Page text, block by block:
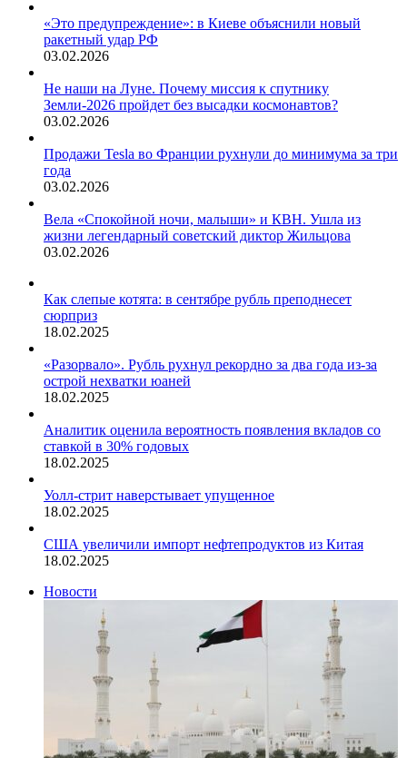
«Это предупреждение»: в Киеве объяснили новый
ракетный удар РФ
03.02.2026
Не наши на Луне. Почему миссия к спутнику
Земли-2026 пройдет без высадки космонавтов?
03.02.2026
Продажи Tesla во Франции рухнули до минимума за три
года
03.02.2026
Вела «Спокойной ночи, малыши» и КВН. Ушла из
жизни легендарный советский диктор Жильцова
03.02.2026
Как слепые котята: в сентябре рубль преподнесет
сюрприз
18.02.2025
«Разорвало». Рубль рухнул рекордно за два года из-за
острой нехватки юаней
18.02.2025
Аналитик оценила вероятность появления вкладов со
ставкой в 30% годовых
18.02.2025
Уолл-стрит наверстывает упущенное
18.02.2025
США увеличили импорт нефтепродуктов из Китая
18.02.2025
Новости